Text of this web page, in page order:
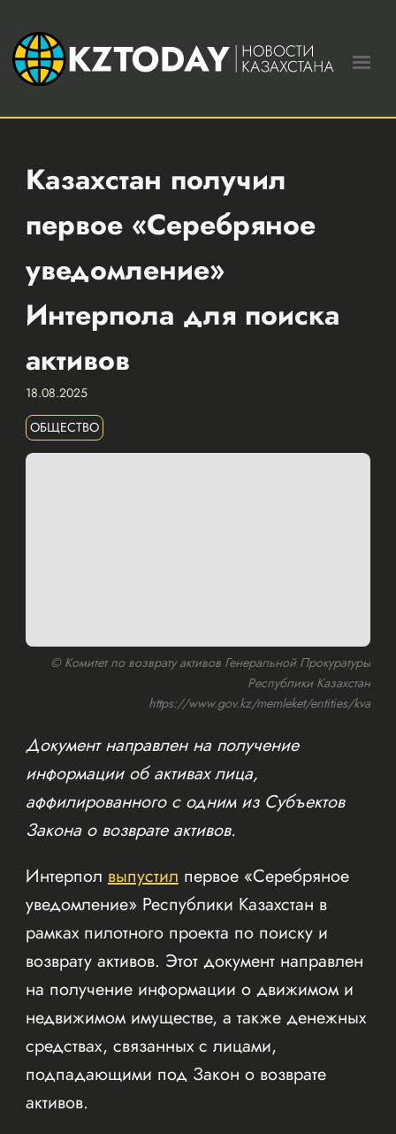
Казахстан получил
первое «Серебряное
уведомление»
Интерпола для поиска
активов
18.08.2025
ОБЩЕСТВО
© Комитет по возврату активов Генеральной Прокуратуры
Республики Казахстан
https://www.gov.kz/memleket/entities/kva
Документ направлен на получение
информации об активах лица,
аффилированного с одним из Субъектов
Закона о возврате активов.
Интерпол выпустил первое «Серебряное
уведомление» Республики Казахстан в
рамках пилотного проекта по поиску и
возврату активов. Этот документ направлен
на получение информации о движимом и
недвижимом имуществе, а также денежных
средствах, связанных с лицами,
подпадающими под Закон о возврате
активов.